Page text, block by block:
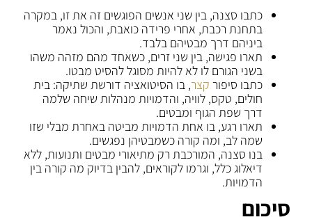
כתבו סצנה, בין שני אנשים הפוגשים זה את זו, במקרה
בתחנת רכבת, אחרי פרידה כואבת, והכול נאמר
ביניהם דרך מבטיהם בלבד.
תארו פגישה, בין שני זרים, כשאחד מהם מזהה משהו
בשני הגורם לו לא להיות מסוגל להסיט מבטו.
כתבו סיפור קצר, בו הסיטואציה דורשת שתיקה: בית
חולים, טקס, לוויה, והדמויות מנהלות שיחה שלמה
דרך שפת הגוף ומבטים.
תארו רגע, בו אחת הדמויות מביטה באחרת מבלי שזו
שמה לב, ומה קורה כשמבטיהן נפגשים.
בנו סצנה, המורכבת רק מתיאורי מבטים ותנועות, ללא
דיאלוג כלל, וגרמו לקוראים, להבין בדיוק מה קורה בין
הדמויות.
סיכום